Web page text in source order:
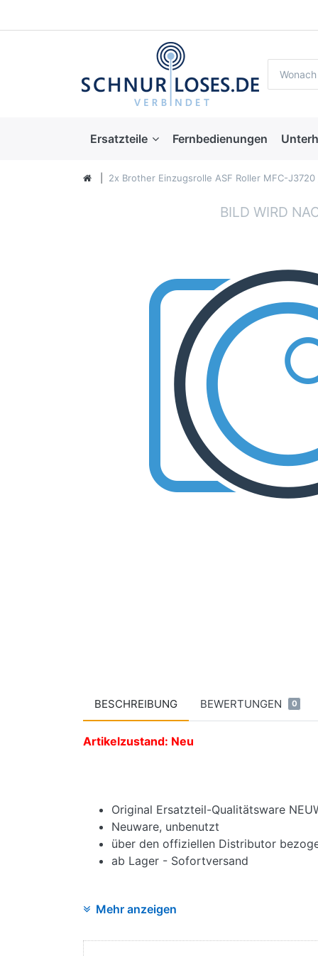
Ersatzteile Fernbedienungen
2x Brother Einzugsrolle ASF Roller MFC-
BESCHREIBUNG BEWERTUNGEN 0
Artikelzustand: Neu
Original Ersatzteil-Qualitätsware
Neuware, unbenutzt
über den offiziellen Distributor
ab Lager - Sofortversand
Angaben zur Produktsicherheit:
Mehr anzeigen